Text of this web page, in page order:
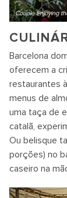
Couple Enjoying
Barcelona
oferecem a
restaurantes
menus de
uma taça de
catalã,
Ou belisque
porções) no
caseiro na